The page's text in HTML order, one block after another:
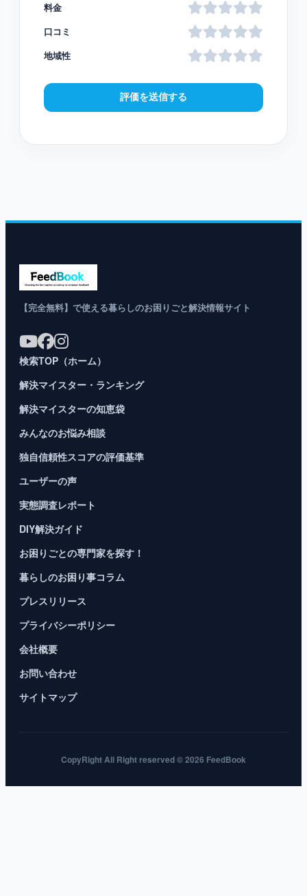
料金
口コミ
地域性
評価を送信する
【完全無料】で使える暮らしのお困りごと解決情報サイト
検索TOP（ホーム）
解決マイスター・ランキング
解決マイスターの知恵袋
みんなのお悩み相談
独自信頼性スコアの評価基準
ユーザーの声
実態調査レポート
DIY解決ガイド
お困りごとの専門家を探す！
暮らしのお困り事コラム
プレスリリース
プライバシーポリシー
会社概要
お問い合わせ
サイトマップ
CopyRight All Right reserved © 2026 FeedBook